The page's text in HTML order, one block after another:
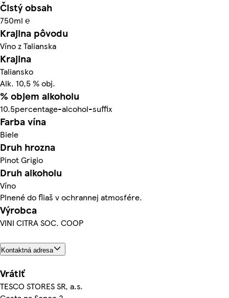
Čistý obsah
750ml ℮
Krajina pôvodu
Víno z Talianska
Krajina
Taliansko
Alk. 10,5 % obj.
% objem alkoholu
10.5percentage-alcohol-suffix
Farba vína
Biele
Druh hrozna
Pinot Grigio
Druh alkoholu
Víno
Plnené do fliaš v ochrannej atmosfére.
Výrobca
VINI CITRA SOC. COOP
Kontaktná adresa
Vrátiť
TESCO STORES SR, a.s.